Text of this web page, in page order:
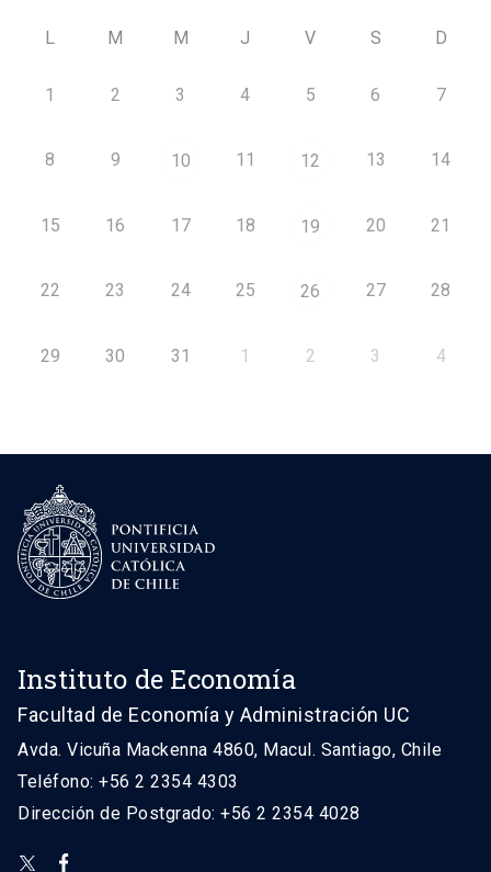
L M M J V S D
1 2 3 4 5 6 7
8 9 10 11 12 13 14
15 16 17 18 19 20 21
22 23 24 25 26 27 28
29 30 31 1 2 3 4
Instituto de Economía
Facultad de Economía y Administración UC
Avda. Vicuña Mackenna 4860, Macul. Santiago, Chile
Teléfono: +56 2 2354 4303
Dirección de Postgrado: +56 2 2354 4028